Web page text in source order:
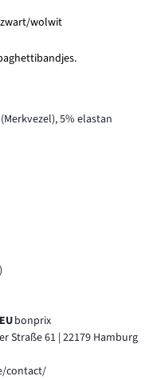
zwart/wolwit
5% elastan
bonprix
Straße 61 | 22179 Hamburg
contact/